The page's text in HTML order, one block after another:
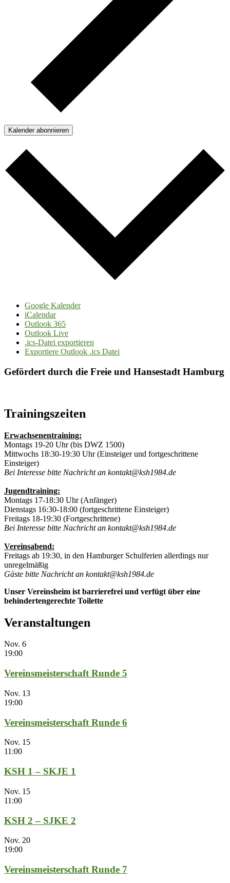
Kalender abonnieren
Google Kalender
iCalendar
Outlook 365
Outlook Live
.ics-Datei exportieren
Exportiere Outlook .ics Datei
Gefördert durch die Freie und Hansestadt Hamburg
Trainingszeiten
Erwachsenentraining:
Montags 19-20 Uhr (bis DWZ 1500)
Mittwochs 18:30-19:30 Uhr (Einsteiger und fortgeschrittene
Einsteiger)
Bei Interesse bitte Nachricht an kontakt@ksh1984.de
Jugendtraining:
Montags 17-18:30 Uhr (Anfänger)
Dienstags 16:30-18:00 (fortgeschrittene Einsteiger)
Freitags 18-19:30 (Fortgeschrittene)
Bei Interesse bitte Nachricht an kontakt@ksh1984.de
Vereinsabend:
Freitags ab 19:30, in den Hamburger Schulferien allerdings nur
unregelmäßig
Gäste bitte Nachricht an kontakt@ksh1984.de
Unser Vereinsheim ist barrierefrei und verfügt über eine
behindertengerechte Toilette
Veranstaltungen
Nov. 6
19:00
Vereinsmeisterschaft Runde 5
Nov. 13
19:00
Vereinsmeisterschaft Runde 6
Nov. 15
11:00
KSH 1 – SKJE 1
Nov. 15
11:00
KSH 2 – SJKE 2
Nov. 20
19:00
Vereinsmeisterschaft Runde 7